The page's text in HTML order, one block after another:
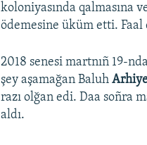
koloniyasında qalmasına
ödemesine üküm etti.
2018 senesi martnıñ 19-
şey aşamağan Baluh
razı olğan edi. Daa soñra
aldı.